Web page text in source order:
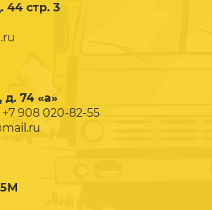
44 стр. 3
д. 74 «а»
908 020-82-55